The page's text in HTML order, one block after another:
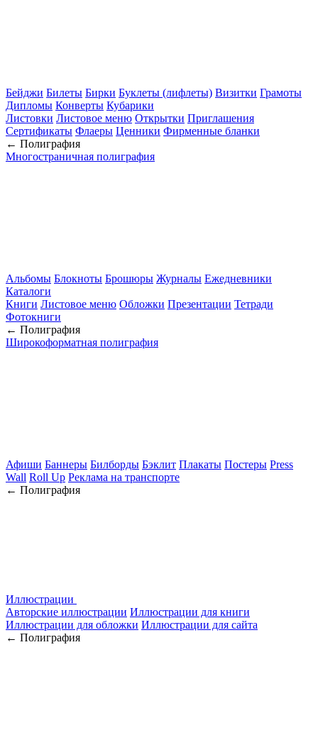
Бейджи Билеты Бирки Буклеты (лифлеты) Визитки Грамоты
Дипломы Конверты Кубарики
Листовки Листовое меню Открытки Приглашения
Сертификаты Флаеры Ценники Фирменные бланки
← Полиграфия
Многостраничная полиграфия
Альбомы Блокноты Брошюры Журналы Ежедневники
Каталоги
Книги Листовое меню Обложки Презентации Тетради
Фотокниги
← Полиграфия
Широкоформатная полиграфия
Афиши Баннеры Билборды Бэклит Плакаты Постеры Press
Wall Roll Up Реклама на транспорте
← Полиграфия
Иллюстрации
Авторские иллюстрации Иллюстрации для книги
Иллюстрации для обложки Иллюстрации для сайта
← Полиграфия